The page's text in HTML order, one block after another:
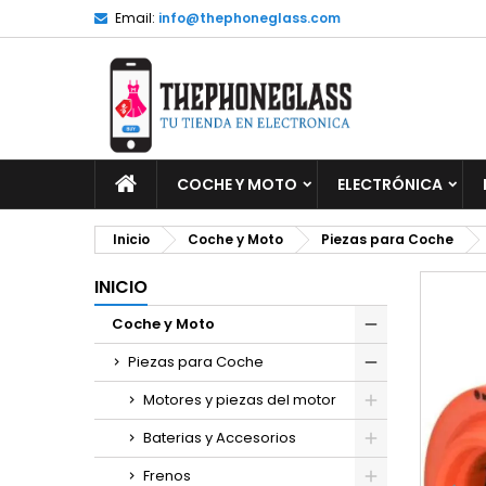
Email: info@thephoneglass.com
INICIOCOCHE Y MOTO ELECTRÓNICA
Inicio Coche y Moto Piezas para Coche
INICIO
Coche y Moto
Piezas para Coche
Motores y piezas del motor
Baterias y Accesorios
Frenos